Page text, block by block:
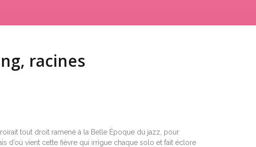
racines
tout droit ramené à la Belle Époque du jazz, pour
d’où vient cette fièvre qui irrigue chaque solo et fait éclore